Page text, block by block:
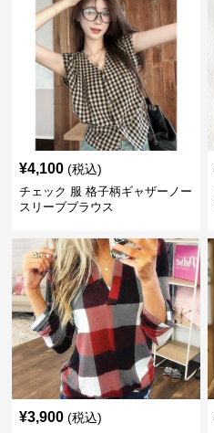
¥4,100 (税込)
チェック 服 格子柄ギャザーノー
スリーブブラウス
¥3,900 (税込)